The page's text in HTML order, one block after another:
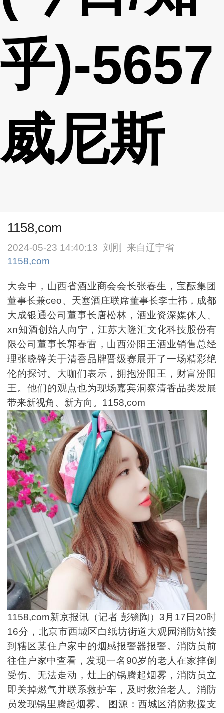
乎)-5657
威尼斯
1158,com
2024-05-23 14:40:13 刘刚
来自辽宁省
1158,com
大会中，山西省酒业商会会长张春生，宝酝集团
董事长兼ceo、天塞酒庄联席董事长李士祎，成都
大成银通公司董事长唐松林，酒业资深媒体人、
xn知酒创始人向宁，江苏大隆汇文化科技股份有
限公司董事长郭春雷，山西汾阳王酒业销售总经
理张晓锋关于清香品牌晋级赛展开了一场精彩绝
伦的探讨。大咖们表示，拥抱汾阳王，财富汾阳
王。他们的观点也为现场嘉宾洞察清香品类发展
带来新视角、新方向。1158,com
1158,com新京报讯（记者 彭镜陶）3月17日20时
16分，北京市西城区白纸坊街道大观园消防站接
到辖区某住户家中的烟感报警器报警。消防员前
往住户家中查看，发现一名90岁的老人在家摔倒
受伤、无法走动，灶上的锅腾起烟雾，消防员立
即关掉燃气并联系救护车，及时救治老人。消防
员发现锅里腾起烟雾。 图源：西城区消防救援支